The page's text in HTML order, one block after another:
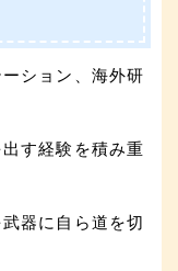
ション、海外研
す経験を積み重
器に自ら道を切